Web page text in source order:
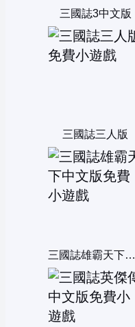
三國誌3中文版
三國誌三人版
三國誌雄霸天下中文版